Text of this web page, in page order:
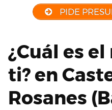
PIDE
¿Cuál es
ti? en
Rosanes